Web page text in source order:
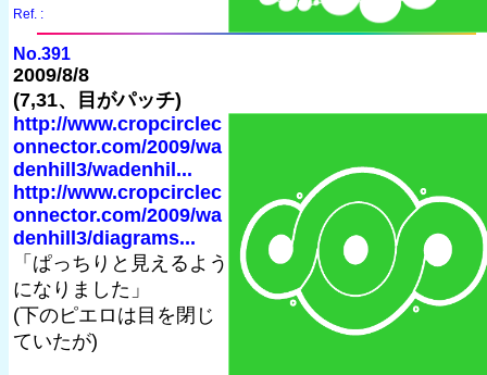
Ref. :
No.391
2009/8/8
(7,31、目がパッチ)
http://www.cropcirclec
onnector.com/2009/wa
denhill3/wadenhil...
http://www.cropcirclec
onnector.com/2009/wa
denhill3/diagrams...
「ぱっちりと見えるよう
になりました」
(下のピエロは目を閉じ
ていたが)